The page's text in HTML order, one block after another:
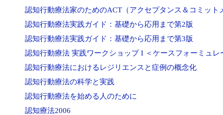
認知行動療法家のためのACT（アクセプタンス＆コミッ
認知行動療法実践ガイド：基礎から応用まで第2版
認知行動療法実践ガイド：基礎から応用まで第3版
認知行動療法 実践ワークショップ I ＜ケースフォーミュレ
認知行動療法におけるレジリエンスと症例の概念化
認知行動療法の科学と実践
認知行動療法を始める人のために
認知療法2006